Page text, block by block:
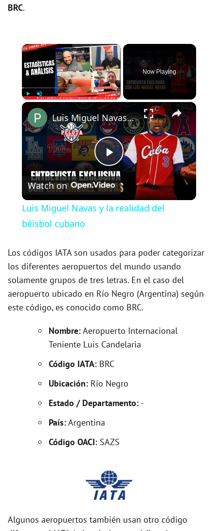
BRC.
×
Now Playing
×
P
l
y
V
i
d
e
o
Luis Miguel Navas y la realidad del béisbol cubano
Watch on
Luis Miguel Navas y la realidad del
béisbol cubano
Los códigos IATA son usados para poder categorizar
los diferentes aeropuertos del mundo usando
solamente grupos de tres letras. En el caso del
aeropuerto ubicado en Río Negro (Argentina) según
este código, es conocido como BRC.
Nombre:Aeropuerto Internacional
Teniente Luis Candelaria
Código IATA: BRC
Ubicación: Río Negro
Estado / Departamento: -
País:Argentina
Código OACI: SAZS
Algunos aeropuertos también usan otro código